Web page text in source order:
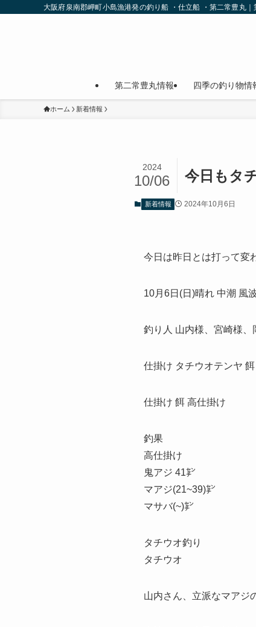
大阪府泉南郡岬町小島漁港発の釣り船 ・仕立船 ・第二常豊丸
第二常豊丸情報 四季の釣り物情
ホーム 新着情報
今日もタ
2024
10/06
新着情報 2024年10月6日
今日は昨日とは打って変
10月6日(日)晴れ 中潮 風
釣り人 山内様、宮崎様、
仕掛け タチウオテンヤ
仕掛け 餌 高仕掛け
釣果
高仕掛け
鬼アジ 41㌢
マアジ(21~39)㌢
マサバ(~)㌢
タチウオ釣り
タチウオ
山内さん、立派なマアジ